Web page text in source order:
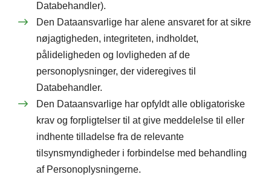
Databehandler).
Den Dataansvarlige har alene ansvaret for at sikre
nøjagtigheden, integriteten, indholdet,
pålideligheden og lovligheden af de
personoplysninger, der videregives til
Databehandler.
Den Dataansvarlige har opfyldt alle obligatoriske
krav og forpligtelser til at give meddelelse til eller
indhente tilladelse fra de relevante
tilsynsmyndigheder i forbindelse med behandling
af Personoplysningerne.